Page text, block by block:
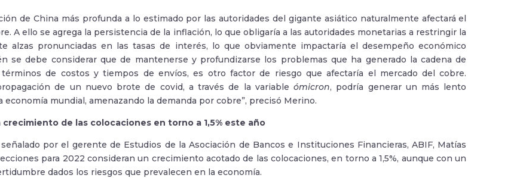
de China más profunda a lo estimado por las autoridades del gigante asiático naturalmente afectará el
A ello se agrega la persistencia de la inflación, lo que obligaría a las autoridades monetarias a restringir la
alzas pronunciadas en las tasas de interés, lo que obviamente impactaría el desempeño económico
se debe considerar que de mantenerse y profundizarse los problemas que ha generado la cadena de
de costos y tiempos de envíos, es otro factor de riesgo que afectaría el mercado del cobre.
de un nuevo brote de covid, a través de la variableómicron, podría generar un más lento
economía mundial, amenazando la demanda por cobre”, precisó Merino.
de las colocaciones en torno a 1,5% este año
por el gerente de Estudios de la Asociación de Bancos e Instituciones Financieras, ABIF, Matías
para 2022 consideran un crecimiento acotado de las colocaciones, en torno a 1,5%, aunque con un
dados los riesgos que prevalecen en la economía.